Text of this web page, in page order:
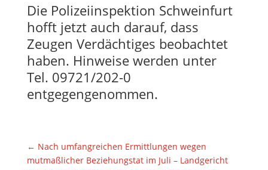
Die Polizeiinspektion Schweinfurt
hofft jetzt auch darauf, dass
Zeugen Verdächtiges beobachtet
haben. Hinweise werden unter
Tel. 09721/202-0
entgegengenommen.
← Nach umfangreichen Ermittlungen wegen
mutmaßlicher Beziehungstat im Juli – Landgericht